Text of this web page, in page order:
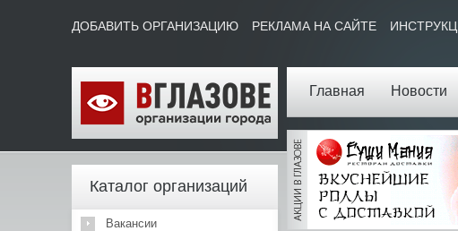
Главная Новости
ДОБАВИТЬ ОРГАНИЗАЦИЮ РЕКЛАМА НА САЙТЕ
Каталог организаций
Вакансии